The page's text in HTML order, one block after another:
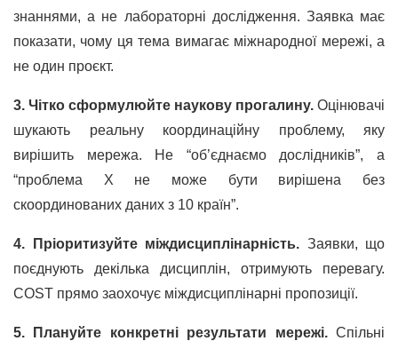
знаннями, а не лабораторні дослідження. Заявка має
показати, чому ця тема вимагає міжнародної мережі, а
не один проєкт.
3. Чітко сформулюйте наукову прогалину. Оцінювачі
шукають реальну координаційну проблему, яку
вирішить мережа. Не “об’єднаємо дослідників”, а
“проблема X не може бути вирішена без
скоординованих даних з 10 країн”.
4. Пріоритизуйте міждисциплінарність. Заявки, що
поєднують декілька дисциплін, отримують перевагу.
COST прямо заохочує міждисциплінарні пропозиції.
5. Плануйте конкретні результати мережі.Спільні